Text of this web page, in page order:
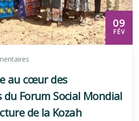
09
FÉV
au cœur des
Forum Social Mondial
de la Kozah